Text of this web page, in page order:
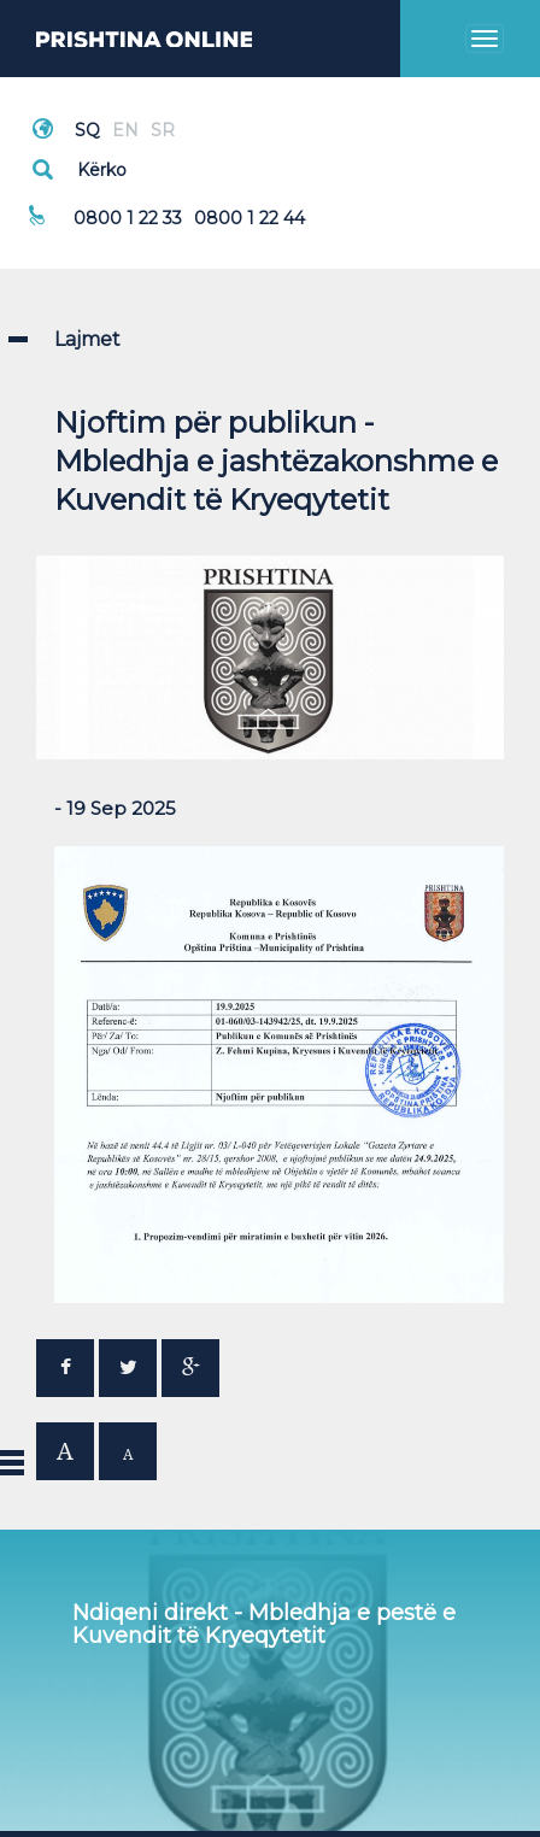
Toggle
Thirrje Emergjente
0800 1 22 33 0800 1 22 44
Lajmet
Njoftim për publikun -
Mbledhja e jashtëzakonshme e
Kuvendit të Kryeqytetit
- 19 Sep 2025
A A
Ndiqeni direkt - Mbledhja e pestë e
Kuvendit të Kryeqytetit